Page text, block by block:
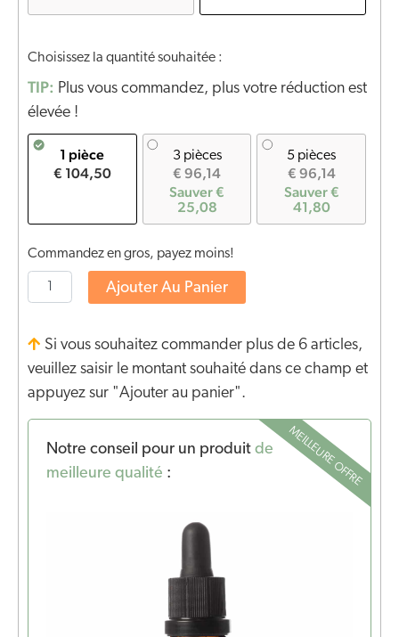
Choisissez la quantité souhaitée :
TIP: Plus vous commandez, plus votre réduction est
élevée !
1 pièce
€ 104,50
3 pièces
€ 96,14
Sauver €
25,08
5 pièces
€ 96,14
Sauver €
41,80
Commandez en gros, payez moins!
Ajouter Au Panier
Si vous souhaitez commander plus de 6 articles,
veuillez saisir le montant souhaité dans ce champ et
appuyez sur "Ajouter au panier".
MEILLEURE OFFRE
Notre conseil pour un produit de
meilleure qualité :